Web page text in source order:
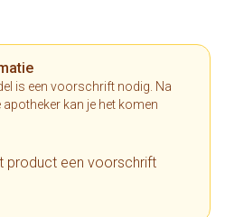
is een voorschrift nodig. Na
kan je het komen
product een voorschrift